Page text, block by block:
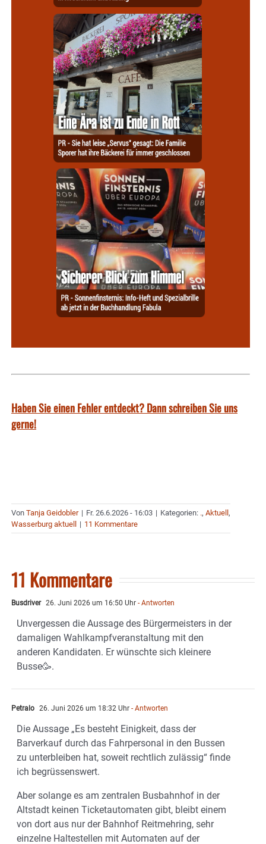
Haben Sie einen Fehler entdeckt? Dann schreiben Sie uns
gerne!
Von Tanja Geidobler | Fr. 26.6.2026 - 16:03 | Kategorien: ., Aktuell ,
Wasserburg aktuell
| 11 Kommentare
11 Kommentare
Busdriver 26. Juni 2026 um 16:50 Uhr - Antworten
Unvergessen die Aussage des Bürgermeisters in der
damaligen Wahlkampfveranstaltung mit den
anderen Kandidaten. Er wünschte sich kleinere
Busse🥳.
Petralo 26. Juni 2026 um 18:32 Uhr - Antworten
Die Aussage „Es besteht Einigkeit, dass der
Barverkauf durch das Fahrpersonal in den Bussen
zu unterbleiben hat, soweit rechtlich zulässig“ finde
ich begrüssenswert.
Aber solange es am zentralen Busbahnhof in der
Altstadt keinen Ticketautomaten gibt, bleibt einem
von dort aus nur der Bahnhof Reitmehring, sehr
einzelne Haltestellen mit Automaten auf der